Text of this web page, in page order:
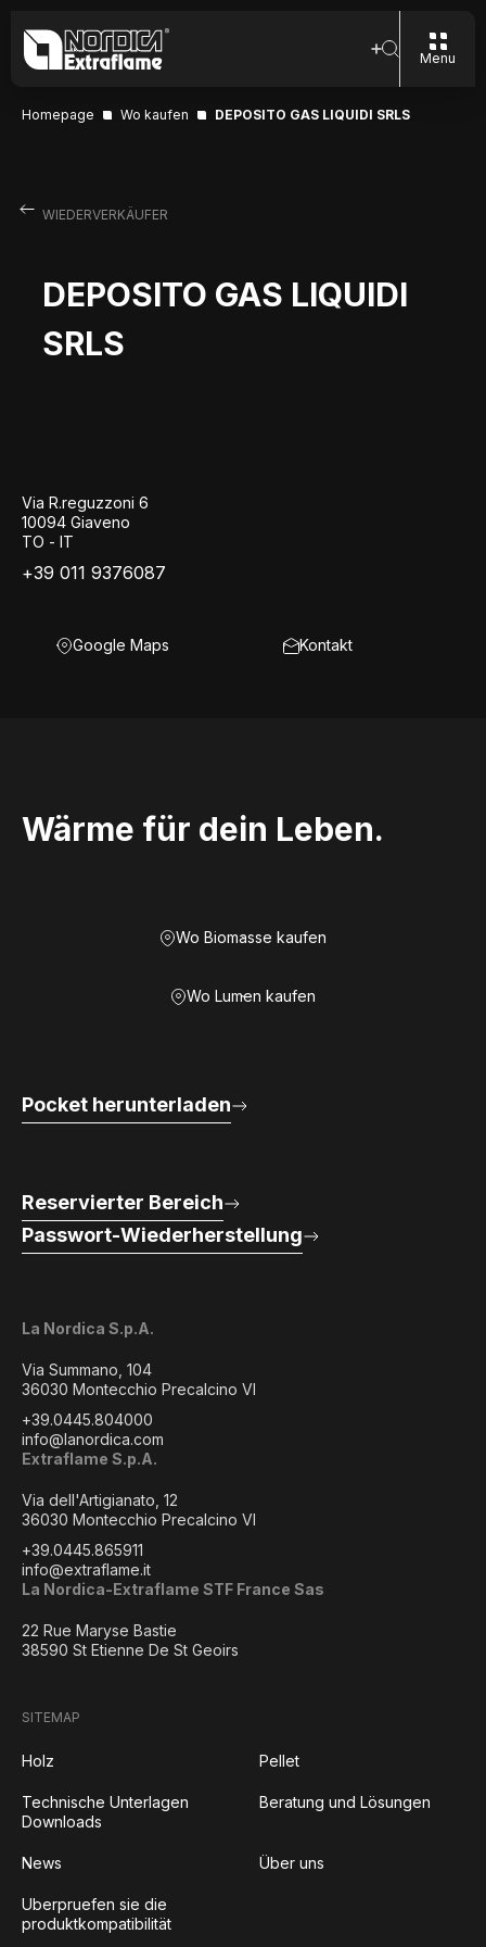
Menu
Homepage Wo kaufen DEPOSITO GAS LIQUIDI SRLS
WIEDERVERKÄUFER
DEPOSITO GAS LIQUIDI
SRLS
Via R.reguzzoni 6
10094 Giaveno
TO - IT
+39 011 9376087
Google Maps Kontakt
Wärme für dein Leben.
Wo Biomasse kaufen
Wo Lumen kaufen
La Nordica S.p.A.
Via Summano, 104
36030 Montecchio Precalcino VI
+39.0445.804000
info@lanordica.com
Extraflame S.p.A.
Via dell'Artigianato, 12
36030 Montecchio Precalcino VI
+39.0445.865911
info@extraflame.it
La Nordica-Extraflame STF France Sas
22 Rue Maryse Bastie
38590 St Etienne De St Geoirs
Pocket herunterladen
Reservierter Bereich
Passwort-Wiederherstellung
SITEMAP
Holz Pellet
Technische Unterlagen
Downloads
Beratung und Lösungen
News Über uns
Uberpruefen sie die
produktkompatibilität